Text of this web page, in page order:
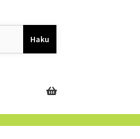
Haku